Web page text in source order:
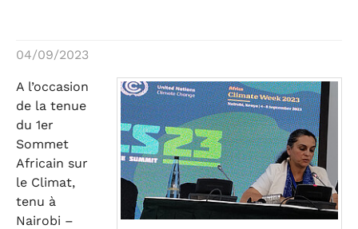
04/09/2023
A l’occasion
de la tenue
du 1er
Sommet
Africain sur
le Climat,
tenu à
Nairobi –